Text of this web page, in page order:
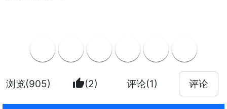
浏览(905) thumb_up(2) 评论(1) 评论